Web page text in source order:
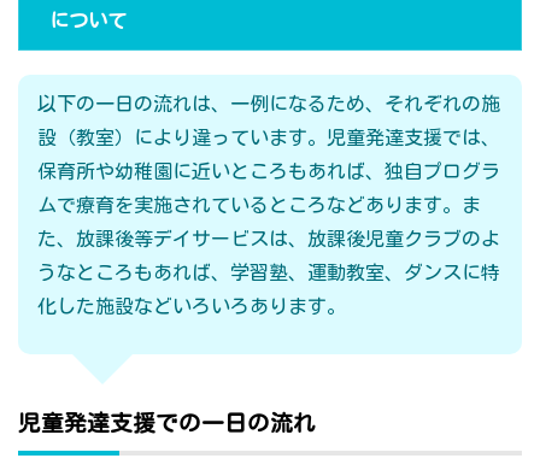
について
以下の一日の流れは、一例になるため、それぞれの施
設（教室）により違っています。児童発達支援では、
保育所や幼稚園に近いところもあれば、独自プログラ
ムで療育を実施されているところなどあります。ま
た、放課後等デイサービスは、放課後児童クラブのよ
うなところもあれば、学習塾、運動教室、ダンスに特
化した施設などいろいろあります。
児童発達支援での一日の流れ